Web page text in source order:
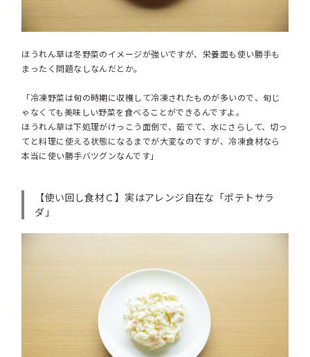
ほうれん草は冬野菜のイメージが強いですが、栄養面も使い勝手も
まったく問題なしなんだとか。
「冷凍野菜は旬の時期に収穫して冷凍されたものが多いので、旬じ
ゃなくても美味しい野菜を食べることができるんですよ。
ほうれん草は下処理がけっこう面倒で、茹でて、水にさらして、切っ
てと料理に使える状態になるまでが大変なのですが、冷凍食材なら
本当に使い勝手バツグンなんです」
【使い回し食材Ｃ】実はアレンジ自在な「ポテトサラ
ダ」